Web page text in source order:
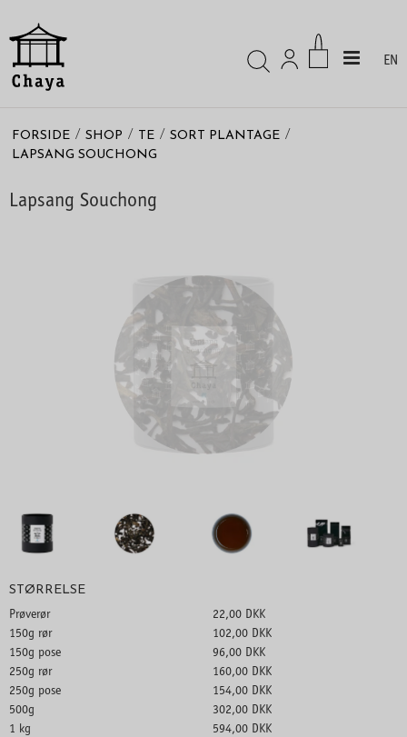
EN
FORSIDE / SHOP / TE / SORT PLANTAGE /
LAPSANG SOUCHONG
Lapsang Souchong
STØRRELSE
Prøverør
22,00 DKK
150g rør
102,00 DKK
150g pose
96,00 DKK
250g rør
160,00 DKK
250g pose
154,00 DKK
500g
302,00 DKK
1 kg
594,00 DKK